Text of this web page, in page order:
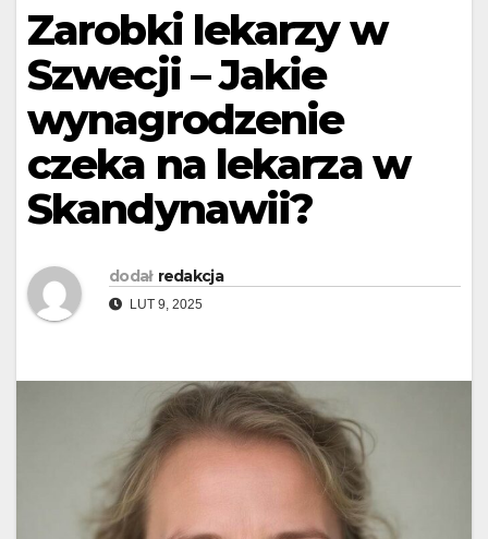
Zarobki lekarzy w
Szwecji – Jakie
wynagrodzenie
czeka na lekarza w
Skandynawii?
dodał redakcja
LUT 9, 2025